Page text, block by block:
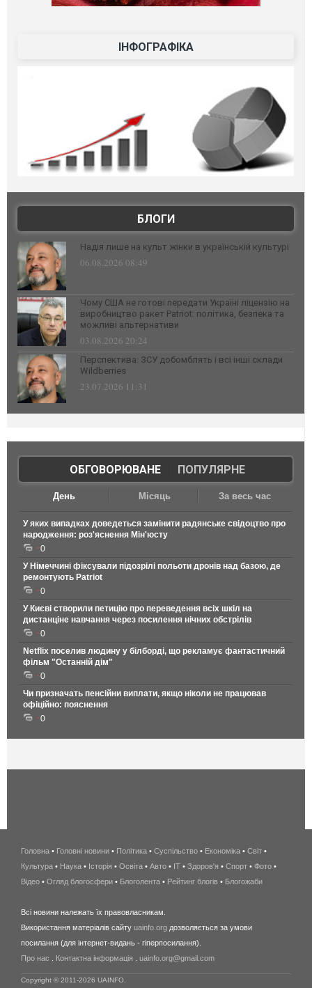
ІНФОГРАФІКА
БЛОГИ
Надія лише на культ жінки в українській культурі
06.08.2026 08:49
Чому США не готові передати Україні ліцензію на
виробництво ракет Patriot: політика, безпека та
можливі альтернативи
03.08.2026 20:24
Перспектива: ЗСУ добомблять і всі інші склади
Wildberries
23.07.2026 11:31
ОБГОВОРЮВАНЕ| ПОПУЛЯРНЕ
День Місяць За весь час
У яких випадках доведеться замінити радянське свідоцтво про
народження: роз'яснення Мін'юсту
0
У Німеччині фіксували підозрілі польоти дронів над базою, де
ремонтують Patriot
0
У Києві створили петицію про переведення всіх шкіл на
дистанціне навчання через посилення нічних обстрілів
0
Netflix поселив людину у білборді, що рекламує фантастичний
фільм "Останній дім"
0
Чи призначать пенсійни виплати, якщо ніколи не працював
офіційно: пояснення
0
беспроводной
интернет
киев
wimax
в
Головна • Головні новини • Політика • Суспільство • Економіка • Світ •
Культура • Наука • Історія • Освіта • Авто • IT • Здоров'я • Спорт • Фото •
Відео • Огляд блогосфери • Блоголента • Рейтинг блогів • Блогожаби
Всі новини належать їх правовласникам.
Використання матеріалів сайту uainfo.org дозволяється за умови
посилання (для інтернет-видань - гіперпосилання).
Про нас
Контактна інформація uainfo.org@gmail.com
Copyright © 2011-2026 UAINFO.